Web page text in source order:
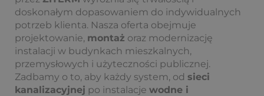
doskonałym dopasowaniem do indywidualnych
potrzeb klienta. Nasza oferta obejmuje
projektowanie, montaż oraz modernizację
instalacji w budynkach mieszkalnych,
przemysłowych i użyteczności publicznej.
Zadbamy o to, aby każdy system, od sieci
kanalizacyjnej po instalacje wodne i